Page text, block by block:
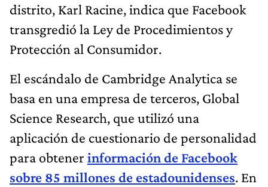
distrito, Karl Racine, indica que Facebook
transgredió la Ley de Procedimientos y
Protección al Consumidor.
El escándalo de Cambridge Analytica se
basa en una empresa de terceros, Global
Science Research, que utilizó una
aplicación de cuestionario de personalidad
para obtener información de Facebook
sobre 85 millones de estadounidenses. En